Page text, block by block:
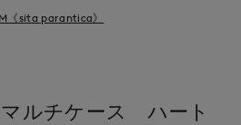
《sita parantica》
マルチケース ハート